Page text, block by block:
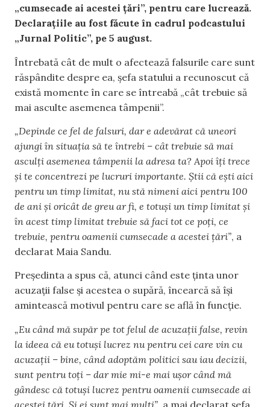
„cumsecade ai acestei țări”, pentru care lucrează.
Declarațiile au fost făcute în cadrul podcastului
„Jurnal Politic”, pe 5 august.
Întrebată cât de mult o afectează falsurile care sunt
răspândite despre ea, șefa statului a recunoscut că
există momente în care se întreabă „cât trebuie să
mai asculte asemenea tâmpenii”.
„Depinde ce fel de falsuri, dar e adevărat că uneori
ajungi în situația să te întrebi – cât trebuie să mai
asculți asemenea tâmpenii la adresa ta? Apoi îți trece
și te concentrezi pe lucruri importante. Știi că ești aici
pentru un timp limitat, nu stă nimeni aici pentru 100
de ani și oricât de greu ar fi, e totuși un timp limitat și
în acest timp limitat trebuie să faci tot ce poți, ce
trebuie, pentru oamenii cumsecade a acestei țări”, a
declarat Maia Sandu.
Președinta a spus că, atunci când este ținta unor
acuzații false și acestea o supără, încearcă să își
amintească motivul pentru care se află în funcție.
„Eu când mă supăr pe tot felul de acuzații false, revin
la ideea că eu totuși lucrez nu pentru cei care vin cu
acuzații – bine, când adoptăm politici sau iau decizii,
sunt pentru toți – dar mie mi-e mai ușor când mă
gândesc că totuși lucrez pentru oamenii cumsecade ai
acestei țări. Și ei sunt mai mulți”, a mai declarat șefa